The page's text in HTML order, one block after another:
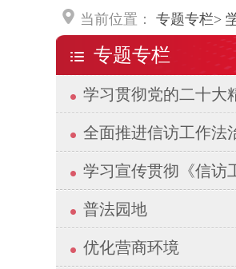
当前位置： 专题专栏>
专题专栏
学习贯彻党的二十大
全面推进信访工作法
学习宣传贯彻《信访
普法园地
优化营商环境